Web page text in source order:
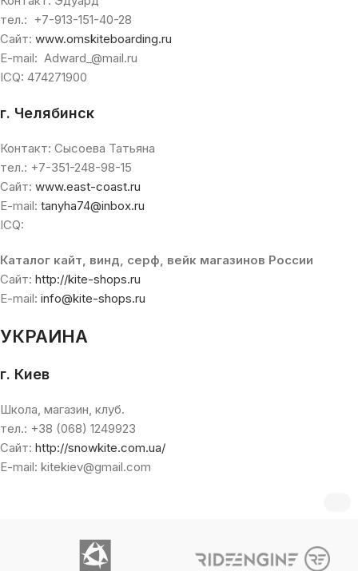
тел.: +7-913-151-40-28
Сайт: www.omskiteboarding.ru
E-mail: Adward_@mail.ru
ICQ: 474271900
г. Челябинск
Контакт: Сысоева Татьяна
тел.: +7-351-248-98-15
Сайт: www.east-coast.ru
E-mail: tanyha74@inbox.ru
ICQ:
Каталог кайт, винд, серф, вейк магазинов России
Сайт: http://kite-shops.ru
E-mail: info@kite-shops.ru
УКРАИНА
г. Киев
Школа, магазин, клуб.
тел.: +38 (068) 1249923
Сайт: http://snowkite.com.ua/
E-mail: kitekiev@gmail.com